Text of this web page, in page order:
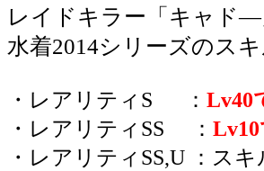
レイドキラー「キャド
水着2014シリーズのス
・レアリティS ： Lv40
・レアリティSS ： Lv10
・レアリティSS,U ：スキ